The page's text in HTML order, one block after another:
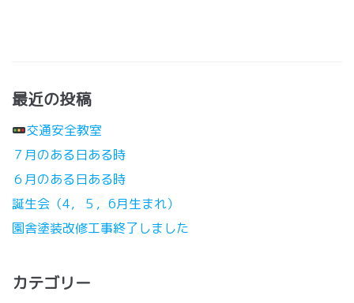
最近の投稿
交通安全教室
７月のある日ある時
６月のある日ある時
誕生会（4，５，6月生まれ）
園舎塗装改修工事終了しました
カテゴリー